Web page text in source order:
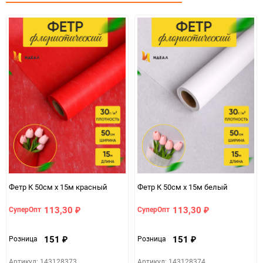
Фетр К 50см х 15м красный
СуперОпт 113,30 ₽
Розница 151 ₽
Артикул: 143128373
Фетр К 50см х 15м белый
СуперОпт 113,30 ₽
Розница 151 ₽
Артикул: 143128374